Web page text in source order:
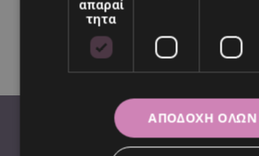
απαραί
τητα
ΑΠΟΔΟΧΉ ΌΛΩΝ